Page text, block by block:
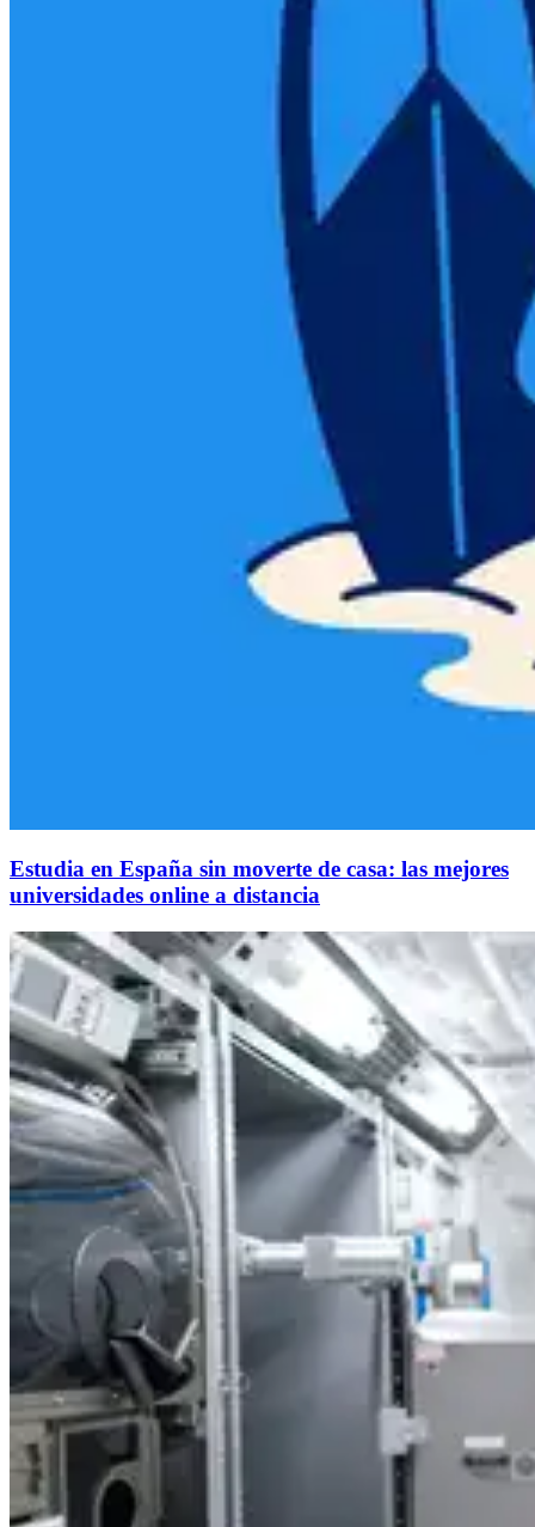
Estudia en España sin moverte de casa: las mejores
universidades online a distancia